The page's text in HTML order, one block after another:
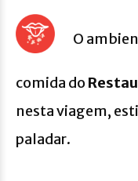
O
comida do
nesta viagem,
paladar.